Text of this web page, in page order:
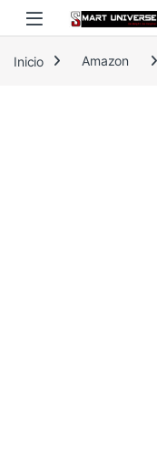
Skip to navigation
Skip to content
Inicio Amazon